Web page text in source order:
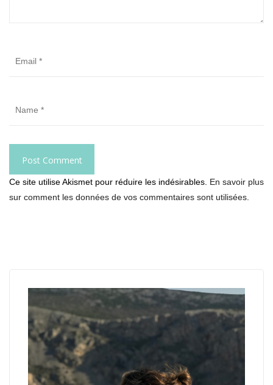
Ce site utilise Akismet pour réduire les indésirables. En savoir plus
sur comment les données de vos commentaires sont utilisées